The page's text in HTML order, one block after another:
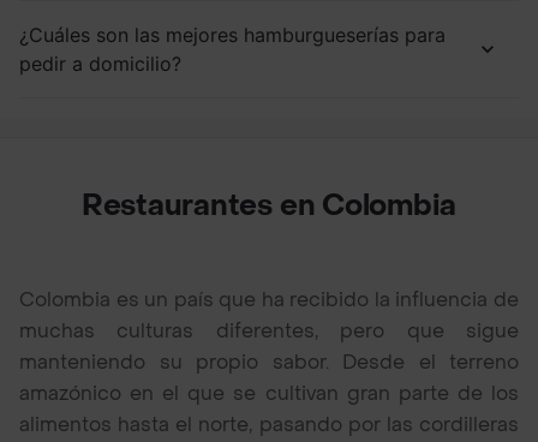
¿Cuáles son las mejores hamburgueserías para
pedir a domicilio?
Restaurantes en Colombia
Colombia es un país que ha recibido la influencia de
muchas culturas diferentes, pero que sigue
manteniendo su propio sabor. Desde el terreno
amazónico en el que se cultivan gran parte de los
alimentos hasta el norte, pasando por las cordilleras